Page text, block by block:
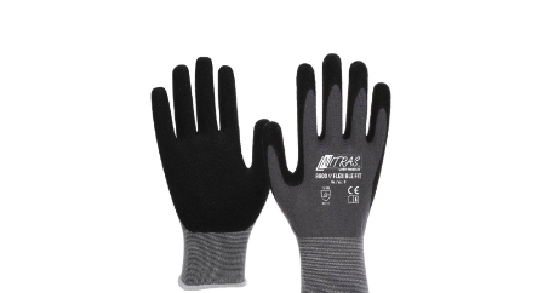
Bildergalerie überspringen